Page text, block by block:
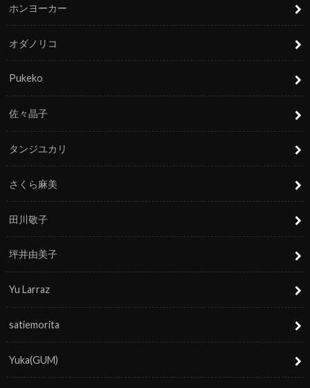
ホンヨーカー
オダノリコ
Pukeko
佐々晶子
タンジユカリ
さくら麻美
田川敬子
坪井由美子
Yu Larraz
satiemorita
Yuka(GUM)